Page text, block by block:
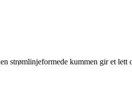
strømlinjeformede kummen gir et